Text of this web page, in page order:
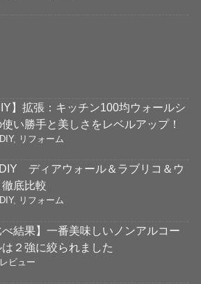
】拡張：キッチン100均ウォールシ
い勝手と美しさをレベルアップ！
DIY, リフォーム
ディアウォール＆ラブリコ＆ウ
底比較
DIY, リフォーム
べ結果】一番美味しいノンアルコー
は２強に絞られました
レビュー